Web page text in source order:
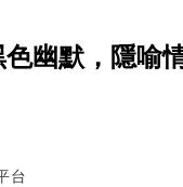
色幽默，隱
台